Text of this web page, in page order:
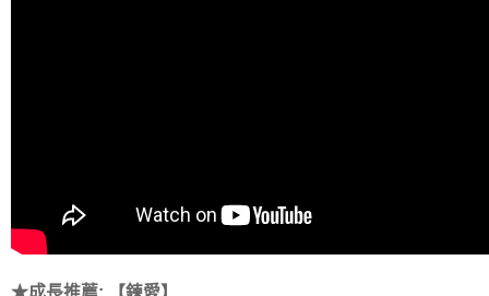
★成長推薦: 【鍊愛】